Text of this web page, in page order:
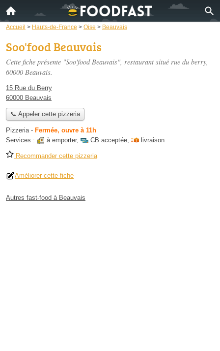
Accueil > Hauts-de-France > Oise > Beauvais
Soo'food Beauvais
Cette fiche présente "Soo'food Beauvais", restaurant situé rue du berry,
60000 Beauvais.
15 Rue du Berry
60000 Beauvais
📞 Appeler cette pizzeria
Pizzeria- Fermée, ouvre à 11h
Services :
à emporter, CB acceptée, livraison
Recommander cette pizzeria
Améliorer cette fiche
Autres fast-food à Beauvais